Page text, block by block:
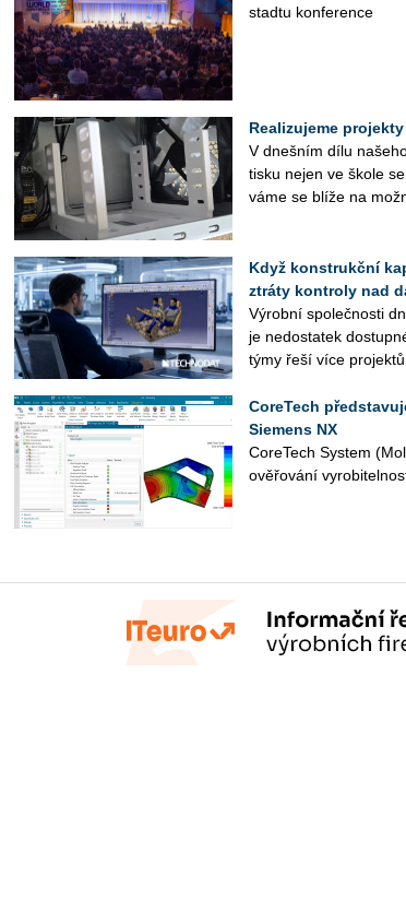
sta­d­tu kon­fe­ren­ce
Realizujeme
V dneš­ním dílu
tisku nejen ve škole
vá­me se blíže na
Když konstrukční
ztráty kontroly nad
Vý­rob­ní spo­leč­nos­ti
je ne­do­sta­tek
týmy řeší více
CoreTech
Siemens NX
Co­re­Tech Sys­tem
ově­řo­vá­ní